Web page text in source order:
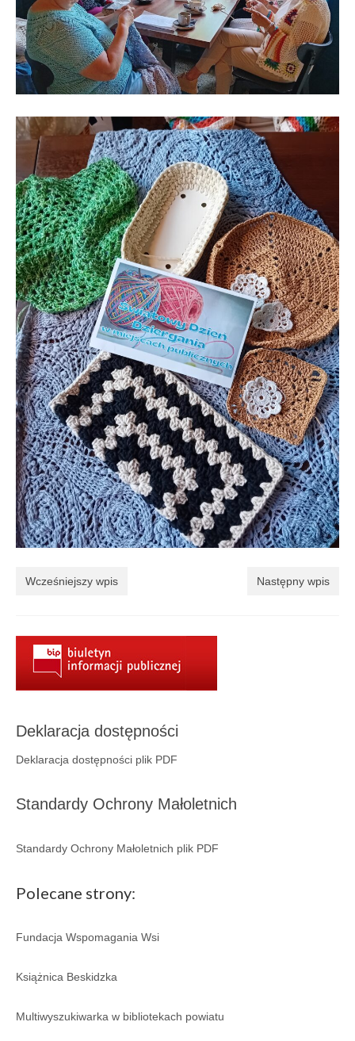
Galeria 2026
Galeria 2025
Galeria 2024
Galeria 2022
Galeria 2021
Galeria 2020
Galeria 2019
Galeria 2018
Galeria 2017
O bibliotece
Historia
Misja
Wizja
Internet
Kontakt
Dane kontaktowe
Wcześniejszy wpis Następny wpis
Deklaracja dostępności
Deklaracja dostępności plik PDF
Standardy Ochrony Małoletnich
Standardy Ochrony Małoletnich plik PDF
Polecane strony:
Fundacja Wspomagania Wsi
Książnica Beskidzka
Multiwyszukiwarka w bibliotekach powiatu